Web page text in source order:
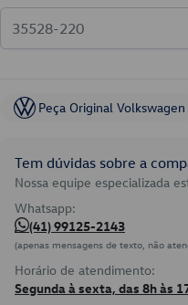
Peça Original Volkswagen
Tem dúvidas sobre a
Nossa equipe especializada
Whatsapp:
(41) 99125-2143
(apenas mensagens de texto, não
Horário de atendimento:
Segunda à sexta, das 8h às